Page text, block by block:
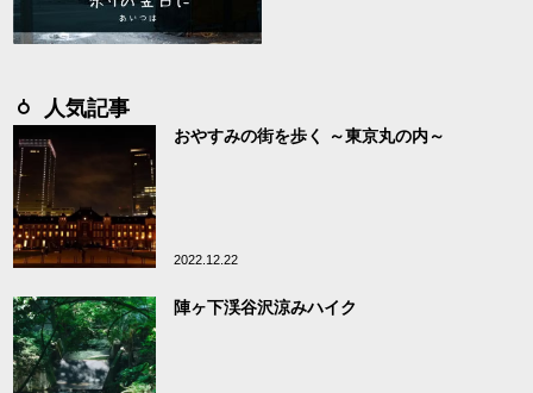
人気記事
おやすみの街を歩く ～東京丸の内～
2022.12.22
陣ヶ下渓谷沢涼みハイク